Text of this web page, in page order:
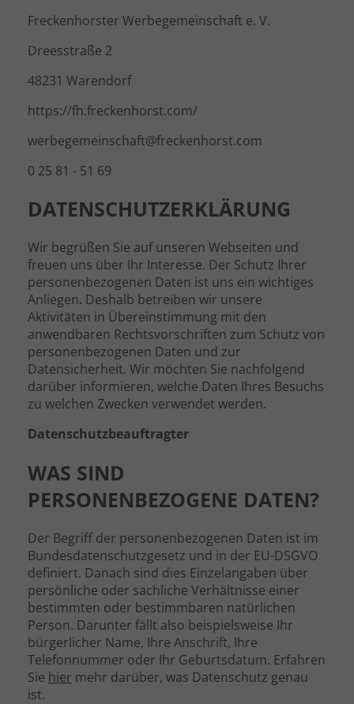
Freckenhorster Werbegemeinschaft e. V.
Dreesstraße 2
48231 Warendorf
https://fh.freckenhorst.com/
werbegemeinschaft@freckenhorst.com
0 25 81 - 51 69
DATENSCHUTZERKLÄRUNG
Wir begrüßen Sie auf unseren Webseiten und
freuen uns über Ihr Interesse. Der Schutz Ihrer
personenbezogenen Daten ist uns ein wichtiges
Anliegen. Deshalb betreiben wir unsere
Aktivitäten in Übereinstimmung mit den
anwendbaren Rechtsvorschriften zum Schutz von
personenbezogenen Daten und zur
Datensicherheit. Wir möchten Sie nachfolgend
darüber informieren, welche Daten Ihres Besuchs
zu welchen Zwecken verwendet werden.
Datenschutzbeauftragter
WAS SIND
PERSONENBEZOGENE DATEN?
Der Begriff der personenbezogenen Daten ist im
Bundesdatenschutzgesetz und in der EU-DSGVO
definiert. Danach sind dies Einzelangaben über
persönliche oder sachliche Verhältnisse einer
bestimmten oder bestimmbaren natürlichen
Person. Darunter fällt also beispielsweise Ihr
bürgerlicher Name, Ihre Anschrift, Ihre
Telefonnummer oder Ihr Geburtsdatum. Erfahren
Sie hier mehr darüber, was Datenschutz genau
ist.